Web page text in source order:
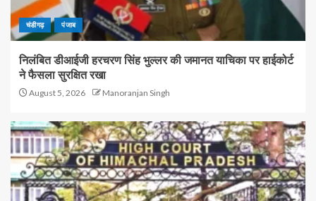
चंडीगढ़ पंजाब
निलंबित डीआईजी हरचरण सिंह भुल्लर की जमानत याचिका पर हाईकोर्ट
ने फैसला सुरक्षित रखा
August 5, 2026 Manoranjan Singh